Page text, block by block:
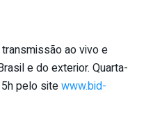
ao vivo e
e do exterior. Quarta-
pelo sitewww.bid-